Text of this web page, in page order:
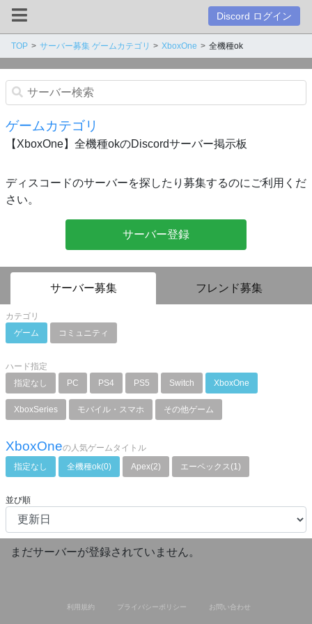
Discord ログイン
TOP サーバー募集 ゲームカテゴリ XboxOne 全機種ok
ゲームカテゴリ
【XboxOne】全機種okのDiscordサーバー掲示板
ディスコードのサーバーを探したり募集するのにご利用くだ
さい。
サーバー登録
サーバー募集 フレンド募集
カテゴリ
ゲーム
コミュニティ
ハード指定
指定なし
PC PS4 PS5 Switch XboxOne
XboxSeries モバイル・スマホ その他ゲーム
XboxOneの人気ゲームタイトル
指定なし
全機種ok(0) Apex(2) エーペックス(1)
並び順
まだサーバーが登録されていません。
利用規約 プライバシーポリシー お問い合わせ